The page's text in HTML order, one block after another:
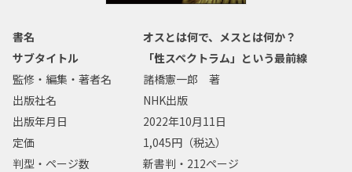
書名
オスとは何で、メスとは何か？
サブタイトル
「性スペクトラム」という最前線
監修・編集・著者名
諸橋憲一郎 著
出版社名
NHK出版
出版年月日
2022年10月11日
定価
1,045円（税込）
判型・ページ数
新書判・212ページ